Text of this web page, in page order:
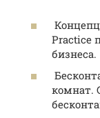
Practice
бизнеса.
комнат.